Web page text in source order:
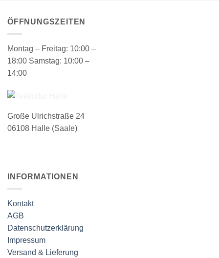
ÖFFNUNGSZEITEN
Montag – Freitag: 10:00 –
18:00 Samstag: 10:00 –
14:00
Große Ulrichstraße 24
06108 Halle (Saale)
INFORMATIONEN
Kontakt
AGB
Datenschutzerklärung
Impressum
Versand & Lieferung